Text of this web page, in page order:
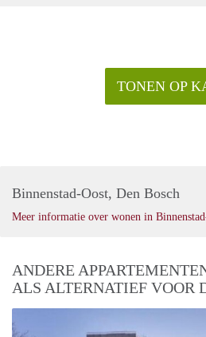
TONEN OP
Binnenstad-Oost, Den Bosch
Meer informatie over wonen in
ANDERE
ALS ALTERNATIEF VOOR